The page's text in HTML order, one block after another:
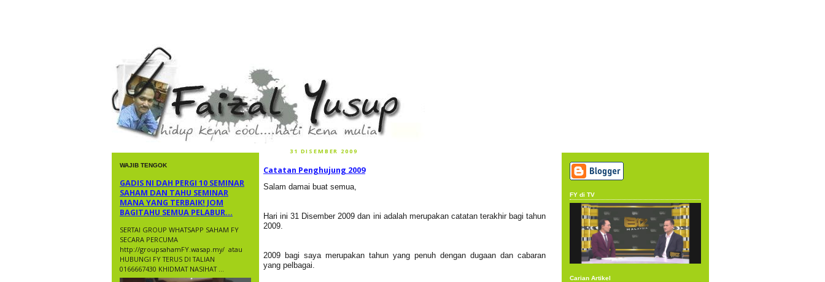
faizal yusup
WAJIB TENGOK
GADIS NI DAH PERGI 10 SEMINAR
SAHAM DAN TAHU SEMINAR
MANA YANG TERBAIK! JOM
BAGITAHU SEMUA PELABUR...
SERTAI GROUP WHATSAPP SAHAM FY
SECARA PERCUMA
http://groupsahamFY.wasap.my/ ​ atau
HUBUNGI FY TERUS DI TALIAN
0166667430 KHIDMAT NASIHAT ...
31 DISEMBER 2009
Catatan Penghujung 2009
Salam damai buat semua,
Hari ini 31 Disember 2009 dan ini adalah merupakan catatan terakhir bagi tahun
2009.
2009 bagi saya merupakan tahun yang penuh dengan dugaan dan cabaran
yang pelbagai.
FY di TV
Carian Artikel